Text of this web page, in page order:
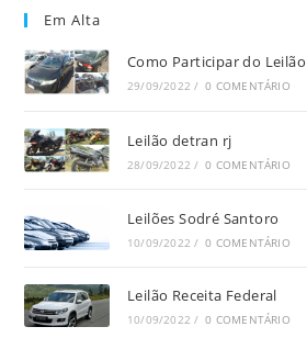
Em Alta
Como Participar do
29/09/2022 / 0 COMENTÁRIO
Leilão detran rj
28/09/2022 / 0 COMENTÁRIO
Leilões Sodré Santoro
10/09/2022 / 0 COMENTÁRIO
Leilão Receita Federal
10/09/2022 / 0 COMENTÁRIO